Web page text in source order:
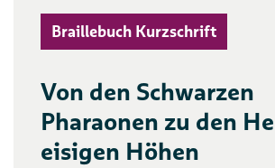
Braillebuch Kurzschrift
Von den Schwarzen
Pharaonen zu den
eisigen Höhen